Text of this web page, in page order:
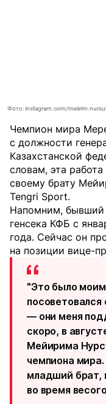
Фото: instagram.com/
Чемпион мира
с должности
Казахстанской
словам, эта
своему брату
Tengri Sport.
Напомним, бывший
генсека КФБ с
года. Сейчас он
на позиции вице-
"Это было
— они меня
скоро, в
Мейирима
чемпиона
младший брат,
во время